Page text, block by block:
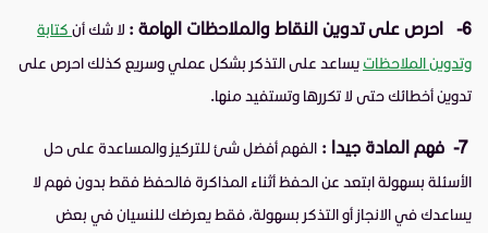
6- احرص على تدوين النقاط والملاحظات الهامة : لا شك أن كتابة
وتدوين الملاحظات يساعد على التذكر بشكل عملي وسريع كذلك احرص على
تدوين أخطائك حتى لا تكررها وتستفيد منها.
7- فهم المادة جيدا : الفهم أفضل شئ للتركيز والمساعدة على حل
الأسئلة بسهولة ابتعد عن الحفظ أثناء المذاكرة فالحفظ فقط بدون فهم لا
يساعدك في الانجاز أو التذكر بسهولة، فقط يعرضك للنسيان في بعض